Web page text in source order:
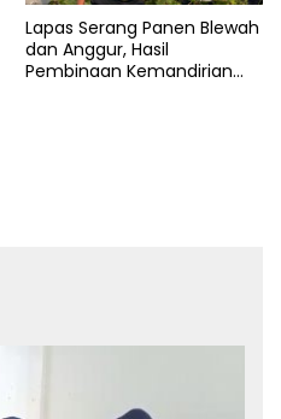
Lapas Serang Panen Blewah
dan Anggur, Hasil
Pembinaan Kemandirian